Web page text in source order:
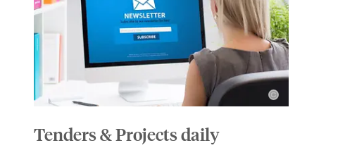
Tenders & Projects daily